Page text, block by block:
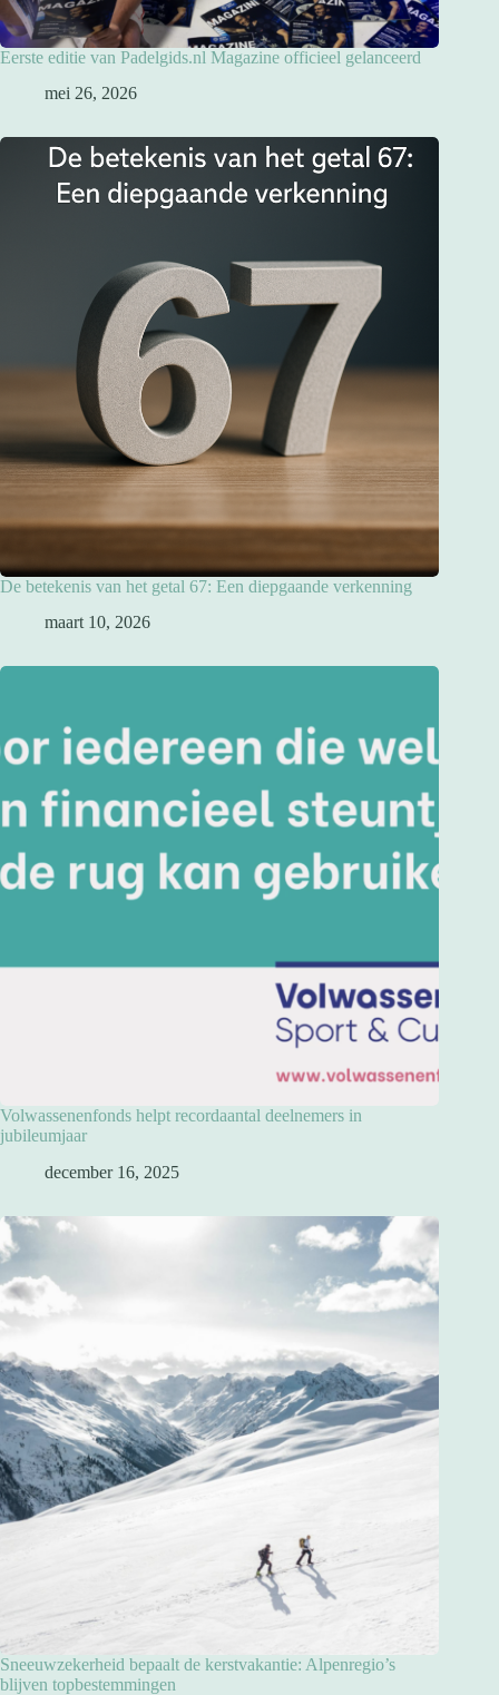
Eerste editie van Padelgids.nl Magazine officieel gelanceerd
mei 26, 2026
De betekenis van het getal 67: Een diepgaande verkenning
maart 10, 2026
Volwassenenfonds helpt recordaantal deelnemers in
jubileumjaar
december 16, 2025
Sneeuwzekerheid bepaalt de kerstvakantie: Alpenregio’s
blijven topbestemmingen